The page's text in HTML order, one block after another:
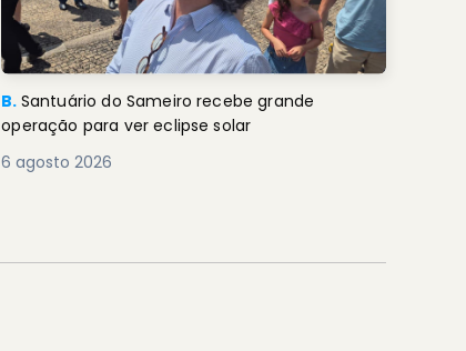
B. Santuário do Sameiro recebe grande
operação para ver eclipse solar
6 agosto 2026